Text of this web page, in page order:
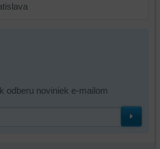
odberu noviniek e-mailom